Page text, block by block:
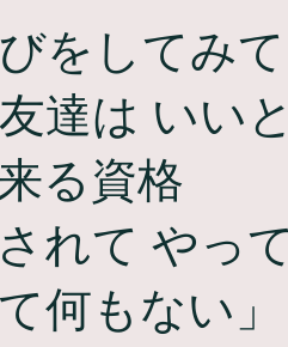
をしてみ
達は いい
る資格
れて やっ
何もない」